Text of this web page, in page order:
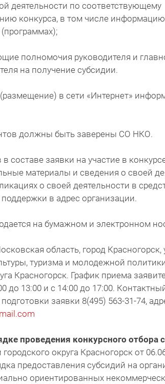
деятельности по соответствующему
конкурса, в том числе
полномочия руководителя и
на получение субсидии.
в сети «Интернет»
должны быть заверены СО НКО.
составе заявки на участие в
материалы и сведения о своей
о своей деятельности в
в адрес организации.
на бумажном и электронном
область, город Красногорск,
туризма и молодежной
Красногорск. График приема
до 13:00 и с 14:00 до 17:00.
заявки 8(495) 563-31-74,
проведения конкурсного отбора
округа Красногорск от
предоставления субсидий на
ориентированных